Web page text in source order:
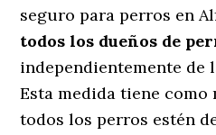
seguro para perros en
todos los dueños de
independientemente de
Esta medida tiene como
todos los perros estén